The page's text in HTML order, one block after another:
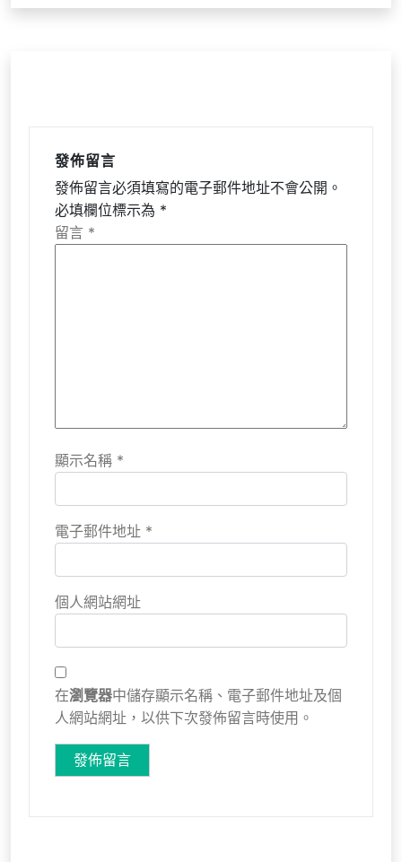
發佈留言
發佈留言必須填寫的電子郵件地址不會公開。
必填欄位標示為 *
留言 *
顯示名稱 *
電子郵件地址 *
個人網站網址
在瀏覽器中儲存顯示名稱、電子郵件地址及個
人網站網址，以供下次發佈留言時使用。